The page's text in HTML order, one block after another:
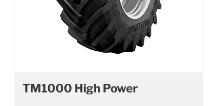
TM1000 High Power